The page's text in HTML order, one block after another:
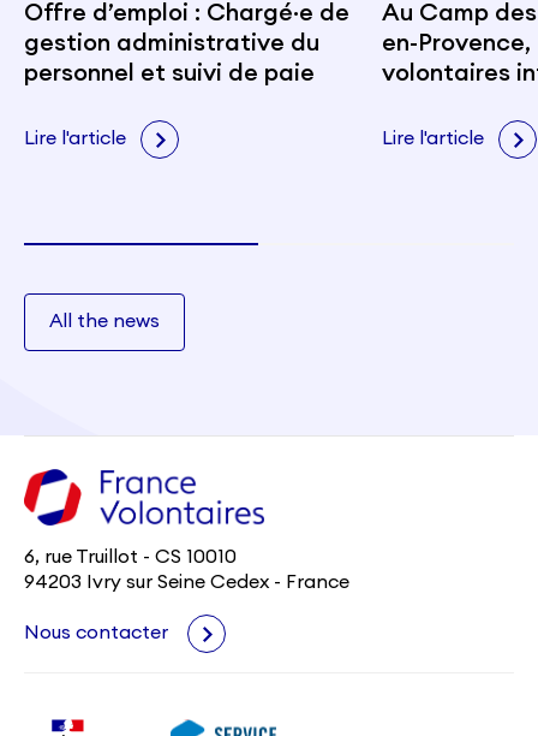
Offre d’emploi : Chargé·e de
gestion administrative du
personnel et suivi de paie
Lire l'article
Au Camp
en-
volontaires
citoyenneté
Lire l'article
All the news
6, rue Truillot - CS 10010
94203 Ivry sur Seine Cedex - France
Nous contacter